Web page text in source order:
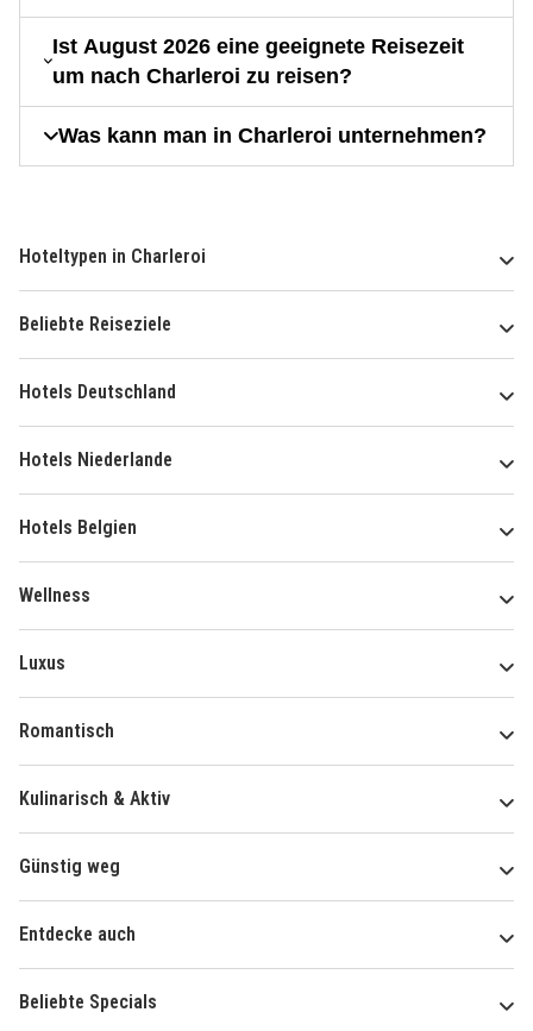
Ist August 2026 eine geeignete Reisezeit
um nach Charleroi zu reisen?
Was kann man in Charleroi unternehmen?
Hoteltypen in Charleroi
Beliebte Reiseziele
Hotels Deutschland
Hotels Niederlande
Hotels Belgien
Wellness
Luxus
Romantisch
Kulinarisch & Aktiv
Günstig weg
Entdecke auch
Beliebte Specials